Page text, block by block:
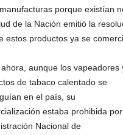
porque existían
de la Nación emitió la
estos productos ya se
aunque los vapeadores
de tabaco calentado se
en el país, su
estaba prohibida
Nacional de